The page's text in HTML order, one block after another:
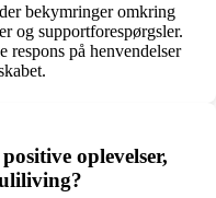
bekymringer omkring
og supportforespørgsler.
respons på henvendelser
oplevelser,